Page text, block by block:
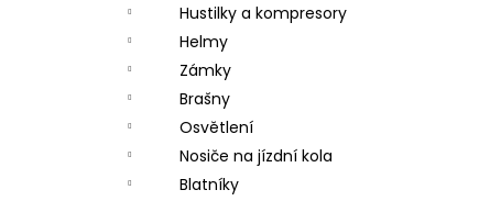
Hustilky a kompresory
Helmy
Zámky
Brašny
Osvětlení
Nosiče na jízdní kola
Blatníky